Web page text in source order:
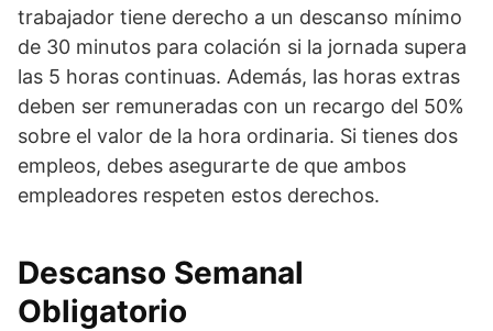
trabajador tiene derecho a un descanso mínimo
de 30 minutos para colación si la jornada supera
las 5 horas continuas. Además, las horas extras
deben ser remuneradas con un recargo del 50%
sobre el valor de la hora ordinaria. Si tienes dos
empleos, debes asegurarte de que ambos
empleadores respeten estos derechos.
Descanso Semanal
Obligatorio